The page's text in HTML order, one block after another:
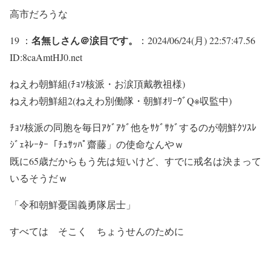
高市だろうな
19 ： 名無しさん＠涙目です。
：2024/06/24(月) 22:57:47.56
ID:8caAmtHJ0.net
ねえわ朝鮮組(ﾁｮｿ核派・お涙頂戴教祖様)
ねえわ朝鮮組2(ねえわ別働隊・朝鮮ｵﾘｰｳﾞQ※収監中)
ﾁｮｿ核派の同胞を毎日ｱｹﾞｱｹﾞ他をｻｹﾞｻｹﾞするのが朝鮮ｸｿｽﾚ
ｼﾞｪﾈﾚｰﾀｰ「ﾁｭｻｯﾊﾟ齋藤」の使命なんやｗ
既に65歳だからもう先は短いけど、すでに戒名は決まって
いるそうだｗ
「令和朝鮮憂国義勇隊居士」
すべては そこく ちょうせんのために